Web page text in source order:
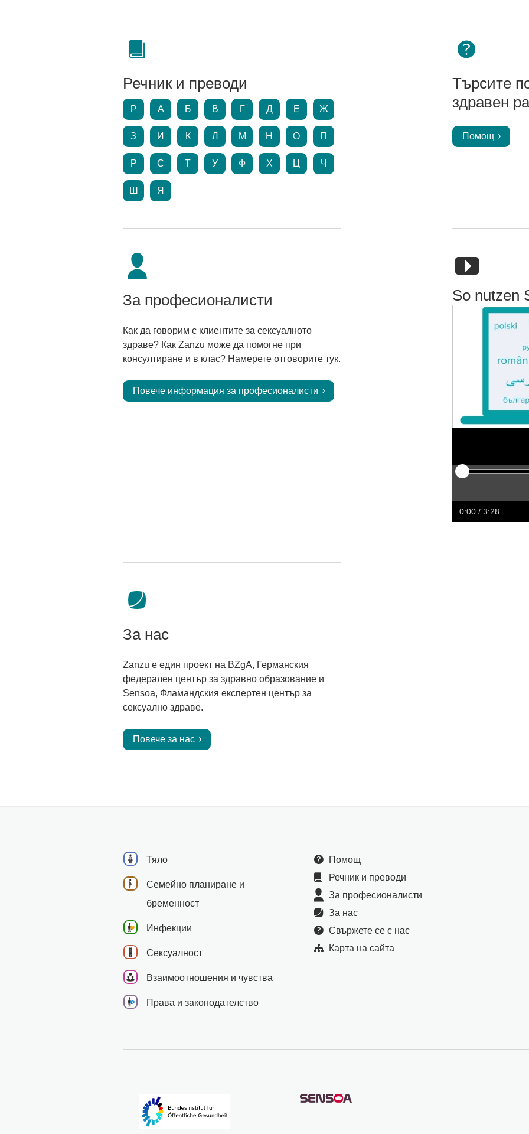
Речник и преводи
P А Б В Г Д Е Ж
З И К Л М Н О П
Р С Т У Ф Х Ц Ч
Ш Я
Търсите
здравен
Помощ
За професионалисти
Как да говорим с клиентите за сексуалното
здраве? Как Zanzu може да помогне при
консултиране и в клас? Намерете отговорите тук.
Повече информация за професионалисти
So nutzen
0:00 / 3:28
За нас
Zanzu е един проект на BZgA, Германския
федерален център за здравно образование и
Sensoa, Фламандския експертен център за
сексуално здраве.
Повече за нас
Тяло
Семейно планиране и
бременност
Инфекции
Сексуалност
Взаимоотношения и чувства
Права и законодателство
Помощ
Речник и преводи
За професионалисти
За нас
Свържете се с нас
Карта на сайта